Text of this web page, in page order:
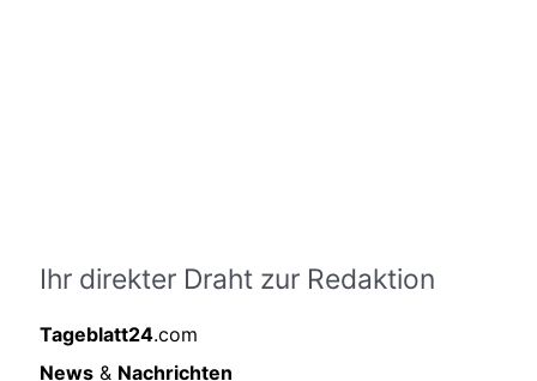
Ihr direkter Draht zur Redaktion
Tageblatt24.com
News & Nachrichten